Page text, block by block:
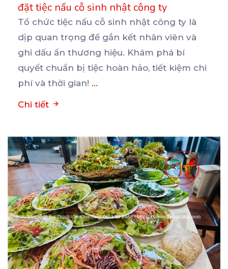
đặt tiệc nấu cỗ sinh nhật công ty
Tổ chức tiệc nấu cỗ sinh nhật công ty là
dịp quan trọng để gắn kết nhân viên và
ghi dấu ấn thương hiệu. Khám phá bí
quyết chuẩn bị tiệc hoàn hảo, tiết kiệm chi
phí và thời gian! ...
Chi tiết